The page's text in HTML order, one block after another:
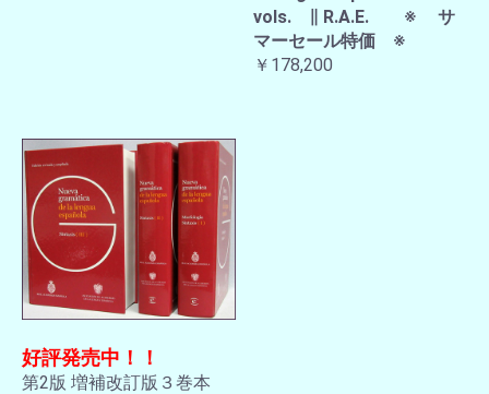
vols. ∥ R.A.E. ※ サ
マーセール特価 ※
￥178,200
好評発売中！！
第2版 増補改訂版３巻本